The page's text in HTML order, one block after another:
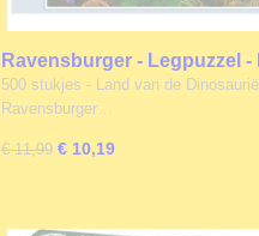
Ravensburger - Legpuzzel -
van de Dinosauriërs - 500
500 stukjes - Land van de
Ravensburger…
€ 11,99 € 10,19